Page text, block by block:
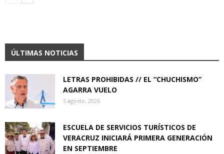
ÚLTIMAS NOTICIAS
LETRAS PROHIBIDAS // EL “CHUCHISMO”
AGARRA VUELO
5 agosto, 2026
ESCUELA DE SERVICIOS TURÍSTICOS DE
VERACRUZ INICIARÁ PRIMERA GENERACIÓN
EN SEPTIEMBRE